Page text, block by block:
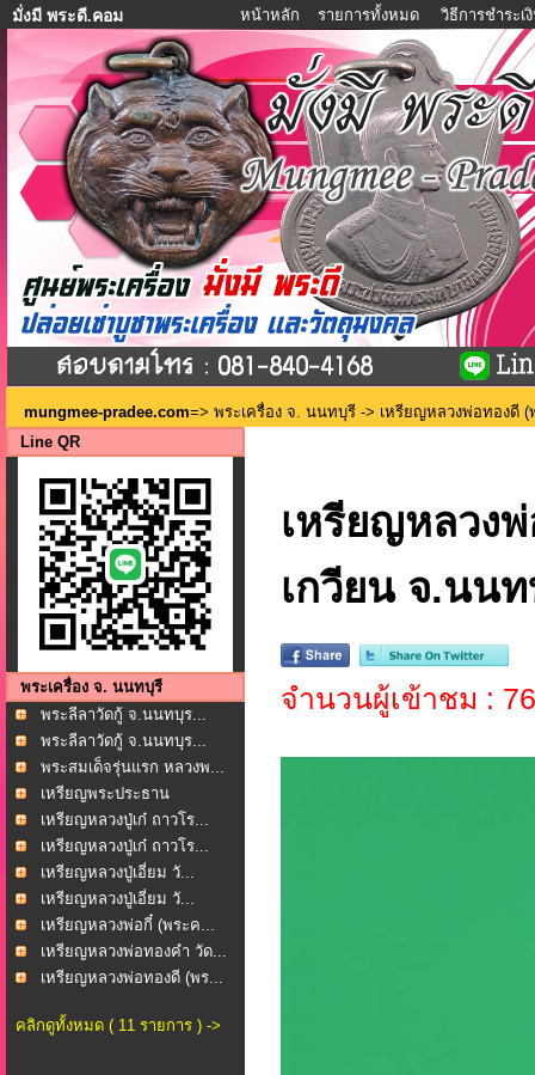
มั่งมี พระดี.คอม หน้าหลัก รายการทั้งหมด วิธีการชำระเ
mungmee-pradee.com=> พระเครื่อง จ. นนทบุรี -> เหรียญหลวงพ่อทองดี (
Line QR
พระเครื่อง จ. นนทบุรี
พระลีลาวัดกู้ จ.นนทบุร...
พระลีลาวัดกู้ จ.นนทบุร...
พระสมเด็จรุ่นแรก หลวงพ...
เหรียญพระประธาน
พระพุทธ...
เหรียญหลวงปู่เก๋ ถาวโร...
เหรียญหลวงปู่เก๋ ถาวโร...
เหรียญหลวงปู่เอี่ยม วั...
เหรียญหลวงปู่เอี่ยม วั...
เหรียญหลวงพ่อกี๋ (พระค...
เหรียญหลวงพ่อทองคำ วัด...
เหรียญหลวงพ่อทองดี (พร...
คลิกดูทั้งหมด ( 11 รายการ ) ->
เหรียญหลวง
เกวียน จ.นน
จำนวนผู้เข้าชม :